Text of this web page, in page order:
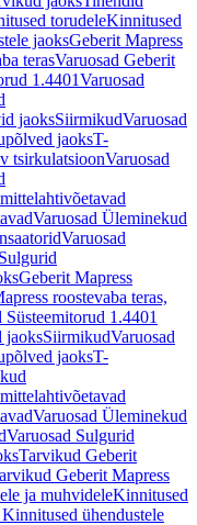
torudeleKinnitused
jaoksGeberit Mapress
terasVaruosad Geberit
1.4401Varuosad
jaoksSiirmikudVaruosad
jaoksT-
tsirkulatsioonVaruosad
Varuosad Üleminekud
Varuosad
Geberit Mapress
roostevaba teras,
Süsteemitorud 1.4401
jaoksSiirmikudVaruosad
jaoksT-
Varuosad Üleminekud
Varuosad Sulgurid
Tarvikud Geberit
Geberit Mapress
ja muhvideleKinnitused
ühendustele